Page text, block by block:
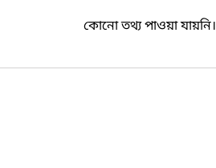
কোনো তথ্য পাওয়া যায়নি।